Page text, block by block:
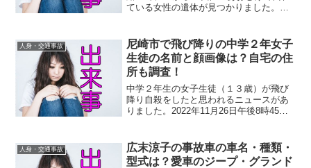
ている女性の遺体が見つかりました。ヤ
いるんだとか。気になったホテルについ
て調べると、ロイ...
人身・交通事故
尼崎市で飛び降りの中学２年女子
生徒の名前と顔画像は？自宅の住
所も調査！
中学２年生の女子生徒（１３歳）が飛び
降り自殺をしたと思われるニュースがあ
りました。2022年11月26日午後8時45分
と。報道によると、この住宅に住む中学
２年の女子生徒...
人身・交通事故
広末涼子の事故車の車名・種類・
型式は？愛車のジープ・グランド